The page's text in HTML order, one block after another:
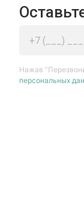
Нажав
персональных